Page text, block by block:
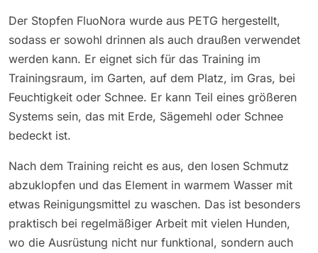
Der Stopfen FluoNora wurde aus PETG hergestellt,
sodass er sowohl drinnen als auch draußen verwendet
werden kann. Er eignet sich für das Training im
Trainingsraum, im Garten, auf dem Platz, im Gras, bei
Feuchtigkeit oder Schnee. Er kann Teil eines größeren
Systems sein, das mit Erde, Sägemehl oder Schnee
bedeckt ist.
Nach dem Training reicht es aus, den losen Schmutz
abzuklopfen und das Element in warmem Wasser mit
etwas Reinigungsmittel zu waschen. Das ist besonders
praktisch bei regelmäßiger Arbeit mit vielen Hunden,
wo die Ausrüstung nicht nur funktional, sondern auch